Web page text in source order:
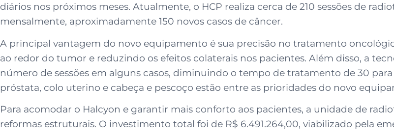
diários nos próximos meses. Atualmente, o HCP realiza cerca de 210 sessões de
mensalmente, aproximadamente 150 novos casos de câncer.
A principal vantagem do novo equipamento é sua precisão no tratamento
ao redor do tumor e reduzindo os efeitos colaterais nos pacientes. Além disso, a
número de sessões em alguns casos, diminuindo o tempo de tratamento de 30
próstata, colo uterino e cabeça e pescoço estão entre as prioridades do novo
Para acomodar o Halcyon e garantir mais conforto aos pacientes, a unidade de
reformas estruturais. O investimento total foi de R$ 6.491.264,00, viabilizado pela